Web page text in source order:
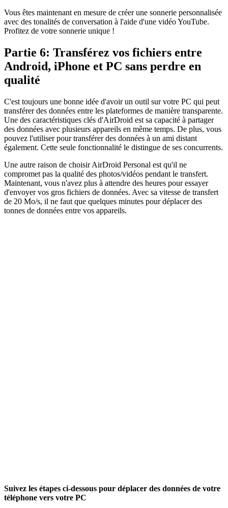
Vous êtes maintenant en mesure de créer une sonnerie personnalisée
avec des tonalités de conversation à l'aide d'une vidéo YouTube.
Profitez de votre sonnerie unique !
Partie 6: Transférez vos fichiers entre
Android, iPhone et PC sans perdre en
qualité
C'est toujours une bonne idée d'avoir un outil sur votre PC qui peut
transférer des données entre les plateformes de manière transparente.
Une des caractéristiques clés d'AirDroid est sa capacité à partager
des données avec plusieurs appareils en même temps. De plus, vous
pouvez l'utiliser pour transférer des données à un ami distant
également. Cette seule fonctionnalité le distingue de ses concurrents.
Une autre raison de choisir AirDroid Personal est qu'il ne
compromet pas la qualité des photos/vidéos pendant le transfert.
Maintenant, vous n'avez plus à attendre des heures pour essayer
d'envoyer vos gros fichiers de données. Avec sa vitesse de transfert
de 20 Mo/s, il ne faut que quelques minutes pour déplacer des
tonnes de données entre vos appareils.
Suivez les étapes ci-dessous pour déplacer des données de votre
téléphone vers votre PC